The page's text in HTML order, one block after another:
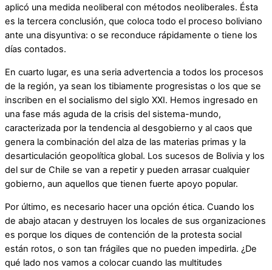
aplicó una medida neoliberal con métodos neoliberales. Ésta
es la tercera conclusión, que coloca todo el proceso boliviano
ante una disyuntiva: o se reconduce rápidamente o tiene los
días contados.
En cuarto lugar, es una seria advertencia a todos los procesos
de la región, ya sean los tibiamente progresistas o los que se
inscriben en el socialismo del siglo XXI. Hemos ingresado en
una fase más aguda de la crisis del sistema-mundo,
caracterizada por la tendencia al desgobierno y al caos que
genera la combinación del alza de las materias primas y la
desarticulación geopolítica global. Los sucesos de Bolivia y los
del sur de Chile se van a repetir y pueden arrasar cualquier
gobierno, aun aquellos que tienen fuerte apoyo popular.
Por último, es necesario hacer una opción ética. Cuando los
de abajo atacan y destruyen los locales de sus organizaciones
es porque los diques de contención de la protesta social
están rotos, o son tan frágiles que no pueden impedirla. ¿De
qué lado nos vamos a colocar cuando las multitudes